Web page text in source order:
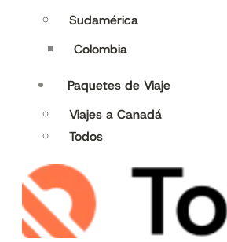
Sudamérica
Colombia
Paquetes de Viaje
Viajes a Canadá
Todos